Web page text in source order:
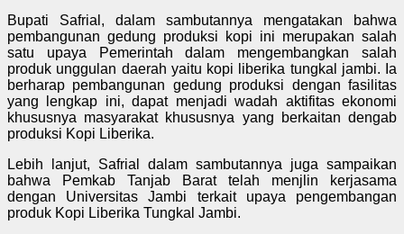
Bupati Safrial, dalam sambutannya mengatakan bahwa
pembangunan gedung produksi kopi ini merupakan salah
satu upaya Pemerintah dalam mengembangkan salah
produk unggulan daerah yaitu kopi liberika tungkal jambi. Ia
berharap pembangunan gedung produksi dengan fasilitas
yang lengkap ini, dapat menjadi wadah aktifitas ekonomi
khususnya masyarakat khususnya yang berkaitan dengab
produksi Kopi Liberika.
Lebih lanjut, Safrial dalam sambutannya juga sampaikan
bahwa Pemkab Tanjab Barat telah menjlin kerjasama
dengan Universitas Jambi terkait upaya pengembangan
produk Kopi Liberika Tungkal Jambi.